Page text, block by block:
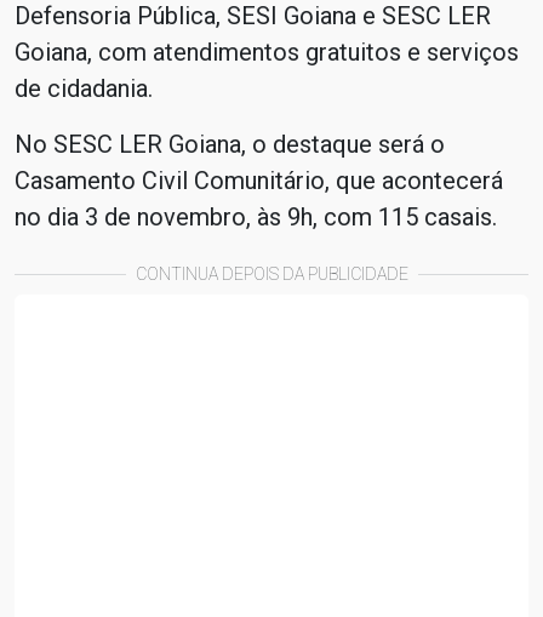
Defensoria Pública, SESI Goiana e SESC LER
Goiana, com atendimentos gratuitos e serviços
de cidadania.
No SESC LER Goiana, o destaque será o
Casamento Civil Comunitário, que acontecerá
no dia 3 de novembro, às 9h, com 115 casais.
CONTINUA DEPOIS DA PUBLICIDADE